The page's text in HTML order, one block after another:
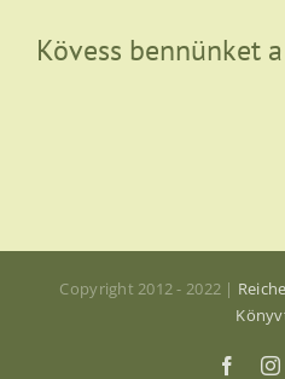
Kövess bennünket
Copyright 2012 - 2022 |